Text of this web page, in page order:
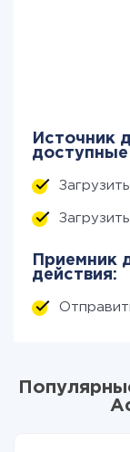
Источник
доступные
Приемник
действия: